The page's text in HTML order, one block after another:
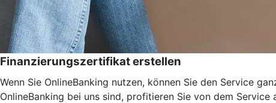
Finanzierungszertifikat erstellen
Wenn Sie OnlineBanking nutzen, können Sie den Service
OnlineBanking bei uns sind, profitieren Sie von dem